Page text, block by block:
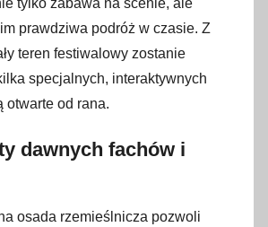
tylko zabawa na scenie, ale
prawdziwa podróż w czasie. Z
teren festiwalowy zostanie
specjalnych, interaktywnych
otwarte od rana.
dawnych fachów i
osada rzemieślnicza pozwoli